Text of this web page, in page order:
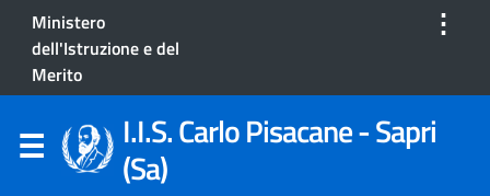
Ministero
dell'Istruzione e del
Merito
⋮
I.I.S. Carlo Pisacane - Sapri
(Sa)